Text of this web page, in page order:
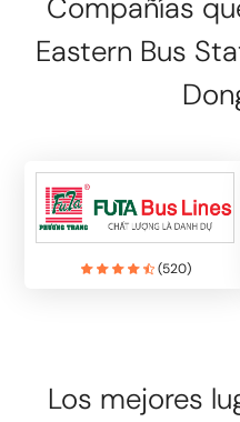
Compañías
Eastern Bus
(520)
Los mejores